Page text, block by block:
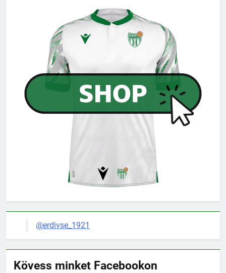
@erdivse_1921
Kövess minket Facebookon